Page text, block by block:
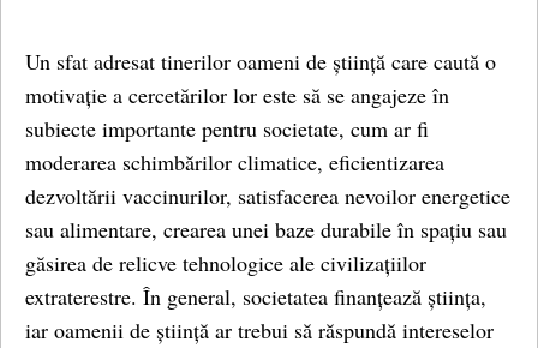
Un sfat adresat tinerilor oameni de știință care caută o
motivație a cercetărilor lor este să se angajeze în
subiecte importante pentru societate, cum ar fi
moderarea schimbărilor climatice, eficientizarea
dezvoltării vaccinurilor, satisfacerea nevoilor energetice
sau alimentare, crearea unei baze durabile în spațiu sau
găsirea de relicve tehnologice ale civilizațiilor
extraterestre. În general, societatea finanțează știința,
iar oamenii de știință ar trebui să răspundă intereselor